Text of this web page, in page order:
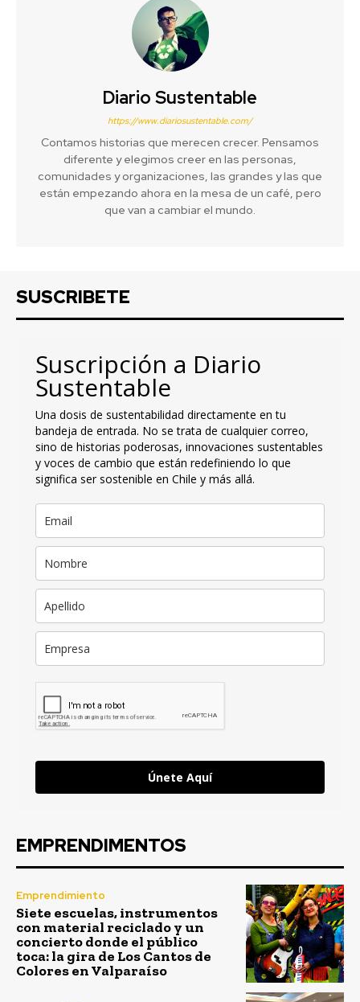
Diario Sustentable
https://www.diariosustentable.com/
Contamos historias que merecen crecer. Pensamos
diferente y elegimos creer en las personas,
comunidades y organizaciones, las grandes y las que
están empezando ahora en la mesa de un café, pero
que van a cambiar el mundo.
SUSCRIBETE
Suscripción a Diario
Sustentable
Una dosis de sustentabilidad directamente en tu
bandeja de entrada. No se trata de cualquier correo,
sino de historias poderosas, innovaciones sustentables
y voces de cambio que están redefiniendo lo que
significa ser sostenible en Chile y más allá.
Únete Aquí
EMPRENDIMENTOS
Emprendimiento
Siete escuelas, instrumentos
con material reciclado y un
concierto donde el público
toca: la gira de Los Cantos de
Colores en Valparaíso